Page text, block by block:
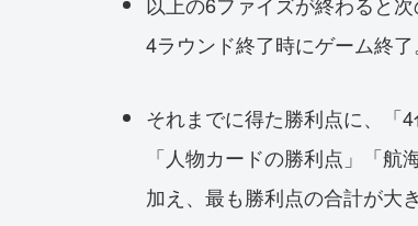
4ラウンド終了時にゲーム終了
それまでに得た勝利点に、「
「人物カードの勝利点」「
加え、最も勝利点の合計が大